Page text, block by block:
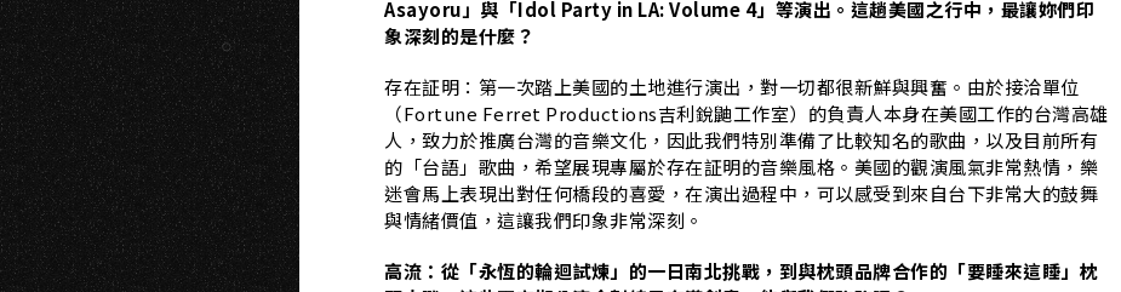
Asayoru」與「Idol Party in LA: Volume 4」等演出。這趟美國之行中，最讓妳們印
象深刻的是什麼？
存在証明：第一次踏上美國的土地進行演出，對一切都很新鮮與興奮。由於接洽單位
（Fortune Ferret Productions吉利銳鼬工作室）的負責人本身在美國工作的台灣高雄
人，致力於推廣台灣的音樂文化，因此我們特別準備了比較知名的歌曲，以及目前所有
的「台語」歌曲，希望展現專屬於存在証明的音樂風格。美國的觀演風氣非常熱情，樂
迷會馬上表現出對任何橋段的喜愛，在演出過程中，可以感受到來自台下非常大的鼓舞
與情緒價值，這讓我們印象非常深刻。
高流：從「永恆的輪迴試煉」的一日南北挑戰，到與枕頭品牌合作的「要睡來這睡」枕